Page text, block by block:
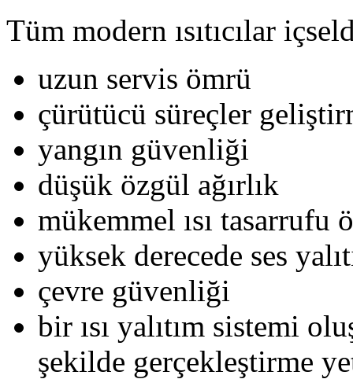
Tüm modern ısıtıcılar
uzun servis ömrü
çürütücü süreçler
yangın güvenliği
düşük özgül ağırlık
mükemmel ısı tasarrufu
yüksek derecede ses
çevre güvenliği
bir ısı yalıtım sistemi
şekilde gerçekleştirme